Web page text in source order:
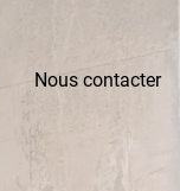
Nous contacter